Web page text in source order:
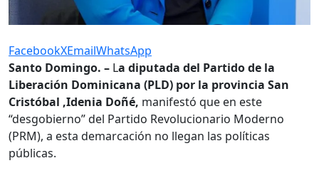
FacebookXEmailWhatsApp
Santo Domingo. – La diputada del Partido de la
Liberación Dominicana (PLD) por la provincia San
Cristóbal ,Idenia Doñé, manifestó que en este
“desgobierno” del Partido Revolucionario Moderno
(PRM), a esta demarcación no llegan las políticas
públicas.